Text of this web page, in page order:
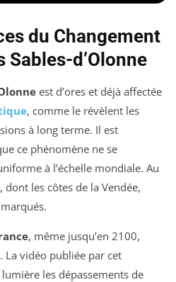
du Changement
Sables-d’Olonne
est d’ores et déjà affectée
, comme le révèlent les
à long terme. Il est
ce phénomène ne se
à l’échelle mondiale. Au
les côtes de la Vendée,
, même jusqu’en 2100,
vidéo publiée par cet
les dépassements de